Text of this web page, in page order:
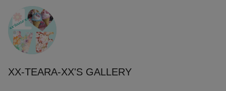
XX-TEARA-XX'S GALLERY